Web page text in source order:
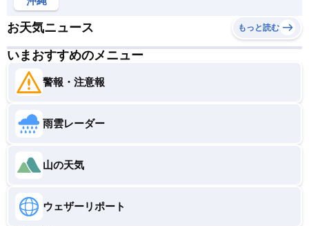
お天気ニュース もっと読む
いまおすすめのメニュー
警報・注意報
雨雲レーダー
山の天気
ウェザーリポート